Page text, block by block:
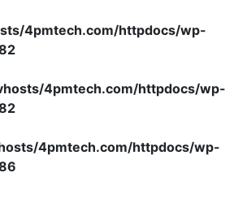
4pmtech.com/httpdocs/wp-
4pmtech.com/httpdocs/wp-
4pmtech.com/httpdocs/wp-